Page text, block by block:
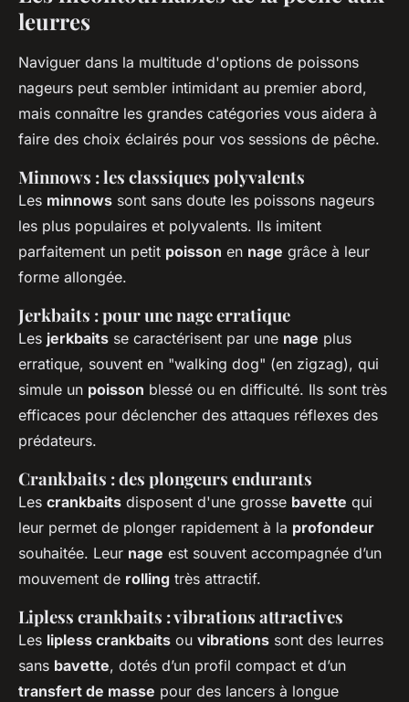
leurres
Naviguer dans la multitude d'options de poissons
nageurs peut sembler intimidant au premier abord,
mais connaître les grandes catégories vous aidera à
faire des choix éclairés pour vos sessions de pêche.
Minnows : les classiques polyvalents
Les minnows sont sans doute les poissons nageurs
les plus populaires et polyvalents. Ils imitent
parfaitement un petit poisson en nage grâce à leur
forme allongée.
Jerkbaits : pour une nage erratique
Les jerkbaits se caractérisent par une nage plus
erratique, souvent en "walking dog" (en zigzag), qui
simule un poisson blessé ou en difficulté. Ils sont très
efficaces pour déclencher des attaques réflexes des
prédateurs.
Crankbaits : des plongeurs endurants
Les crankbaits disposent d'une grosse bavette qui
leur permet de plonger rapidement à la profondeur
souhaitée. Leur nage est souvent accompagnée d’un
mouvement de rolling très attractif.
Lipless crankbaits : vibrations attractives
Les lipless crankbaits ou vibrations sont des leurres
sans bavette, dotés d’un profil compact et d’un
transfert de masse pour des lancers à longue